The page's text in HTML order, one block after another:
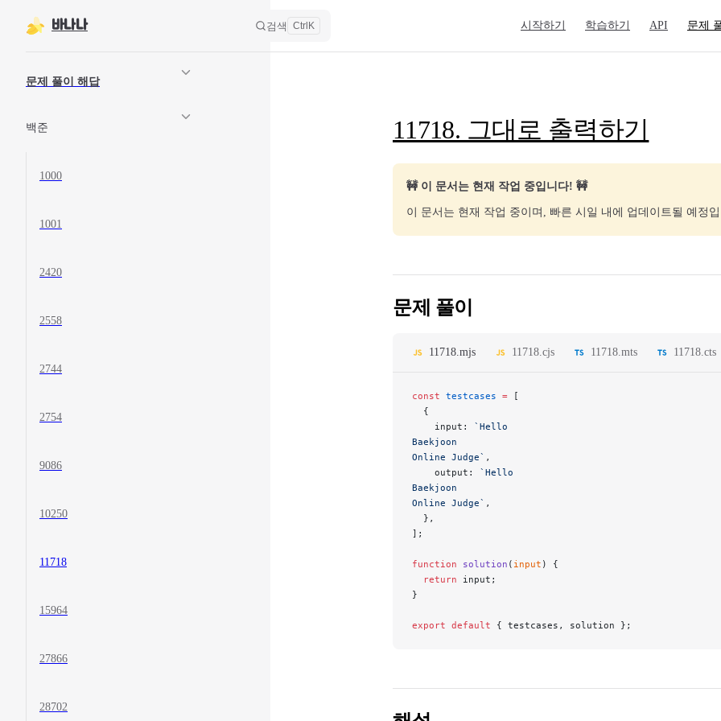
본문으로 건너뛰기
바나나 검색 Ctrl K 시작하기 학습하기 API 문제
문제 풀이 해답
백준
1000
1001
2420
2558
2744
2754
9086
10250
11718
15964
27866
28702
11718. 그대로 출력하기
🚧 이 문서는 현재 작업 중입니다! 🚧
이 문서는 현재 작업 중이며, 빠른 시일 내에 업데이트될 예정
문제 풀이
11718.mjs 11718.cjs 11718.mts 11718.cts
const testcases = [
  {
    input:
`Hello
Baekjoon
Online Judge` ,
    output:
`Hello
Baekjoon
Online Judge` ,
  },
];
function solution ( input ) {
  return
input;
}
export default { testcases, solution };